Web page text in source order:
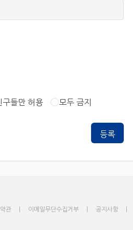
구들만 허용 모두 금지
관 이메일무단수집거부 공지사항